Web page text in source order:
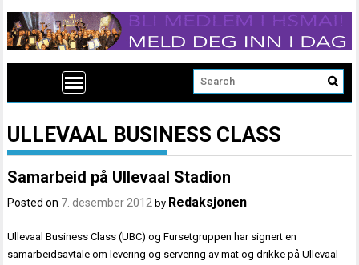
ULLEVAAL BUSINESS CLASS
Samarbeid på Ullevaal Stadion
Posted on 7. desember 2012 by Redaksjonen
Ullevaal Business Class (UBC) og Fursetgruppen har signert en
samarbeidsavtale om levering og servering av mat og drikke på Ullevaal